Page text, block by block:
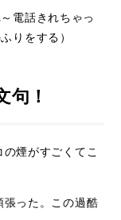
電話きれちゃっ
りをする）
句！
煙がすごくてこ
張った。この過酷